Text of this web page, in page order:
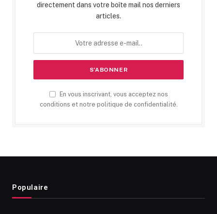
directement dans votre boîte mail nos derniers
articles.
En vous inscrivant, vous acceptez nos
conditions et notre politique de confidentialité.
Populaire